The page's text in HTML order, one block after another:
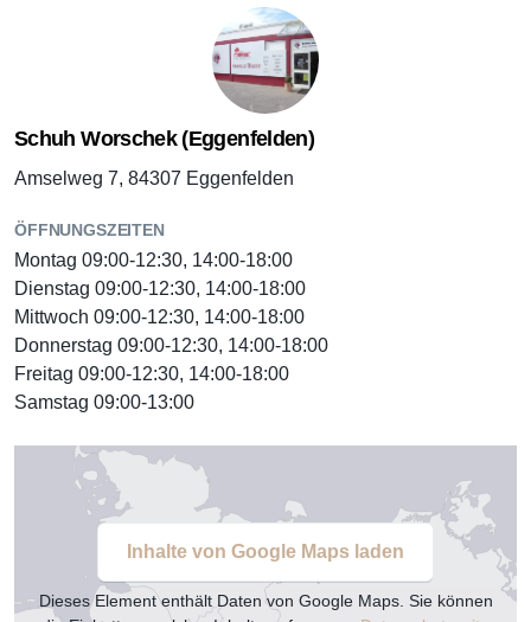
Schuh Worschek (Eggenfelden)
Amselweg 7, 84307 Eggenfelden
ÖFFNUNGSZEITEN
Montag 09:00-12:30, 14:00-18:00
Dienstag 09:00-12:30, 14:00-18:00
Mittwoch 09:00-12:30, 14:00-18:00
Donnerstag 09:00-12:30, 14:00-18:00
Freitag 09:00-12:30, 14:00-18:00
Samstag 09:00-13:00
Inhalte von Google Maps laden
Dieses Element enthält Daten von Google Maps. Sie können